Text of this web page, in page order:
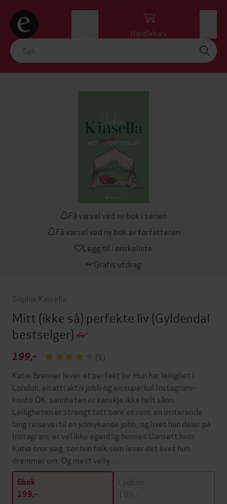
Handlekurv
Få varsel ved ny bok i serien
Få varsel ved ny bok av forfatteren
Legg til i ønskeliste
Gratis utdrag
Sophie Kinsella
Mitt (ikke så) perfekte liv (Gyldendal
bestselger)
199,-
(1)
Katie Brenner lever et perfekt liv: Hun har leilighet i
London, en attraktiv jobb og en superkul Instagram-
konto.OK, sannheten er kanskje ikke helt sånn.
Leiligheten er strengt tatt bare et rom, en irriterende
lang reisevei til en ydmykende jobb, og livet hun deler på
Instagram, er vel ikke egentlig hennes.Uansett hvor
Katie snur seg, ser hun folk som lever det livet hun
drømmer om. Og mest velly…
Ebok
199,-
Lydbok
199,-